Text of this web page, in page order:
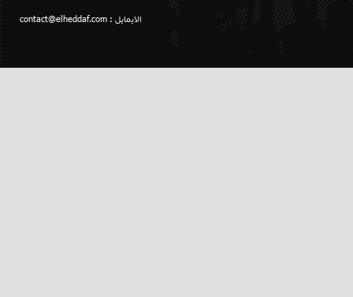
الايمايل : contact@elheddaf.com